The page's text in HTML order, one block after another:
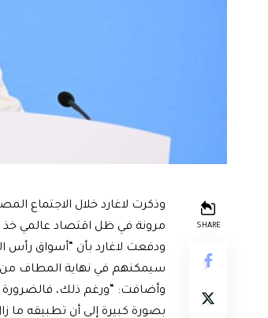
SHARE
وذكرت لاغارد خلال الاجتماع
مرونة في ظل اقتصاد عالمي خذ
ودفعت لاغارد بأن “أسواق رأس
سيمكنهم في نهاية المطاف من
وأضافت: “ورغم ذلك، فالضرورة
بصورة كبيرة إلى أن تطبيقه